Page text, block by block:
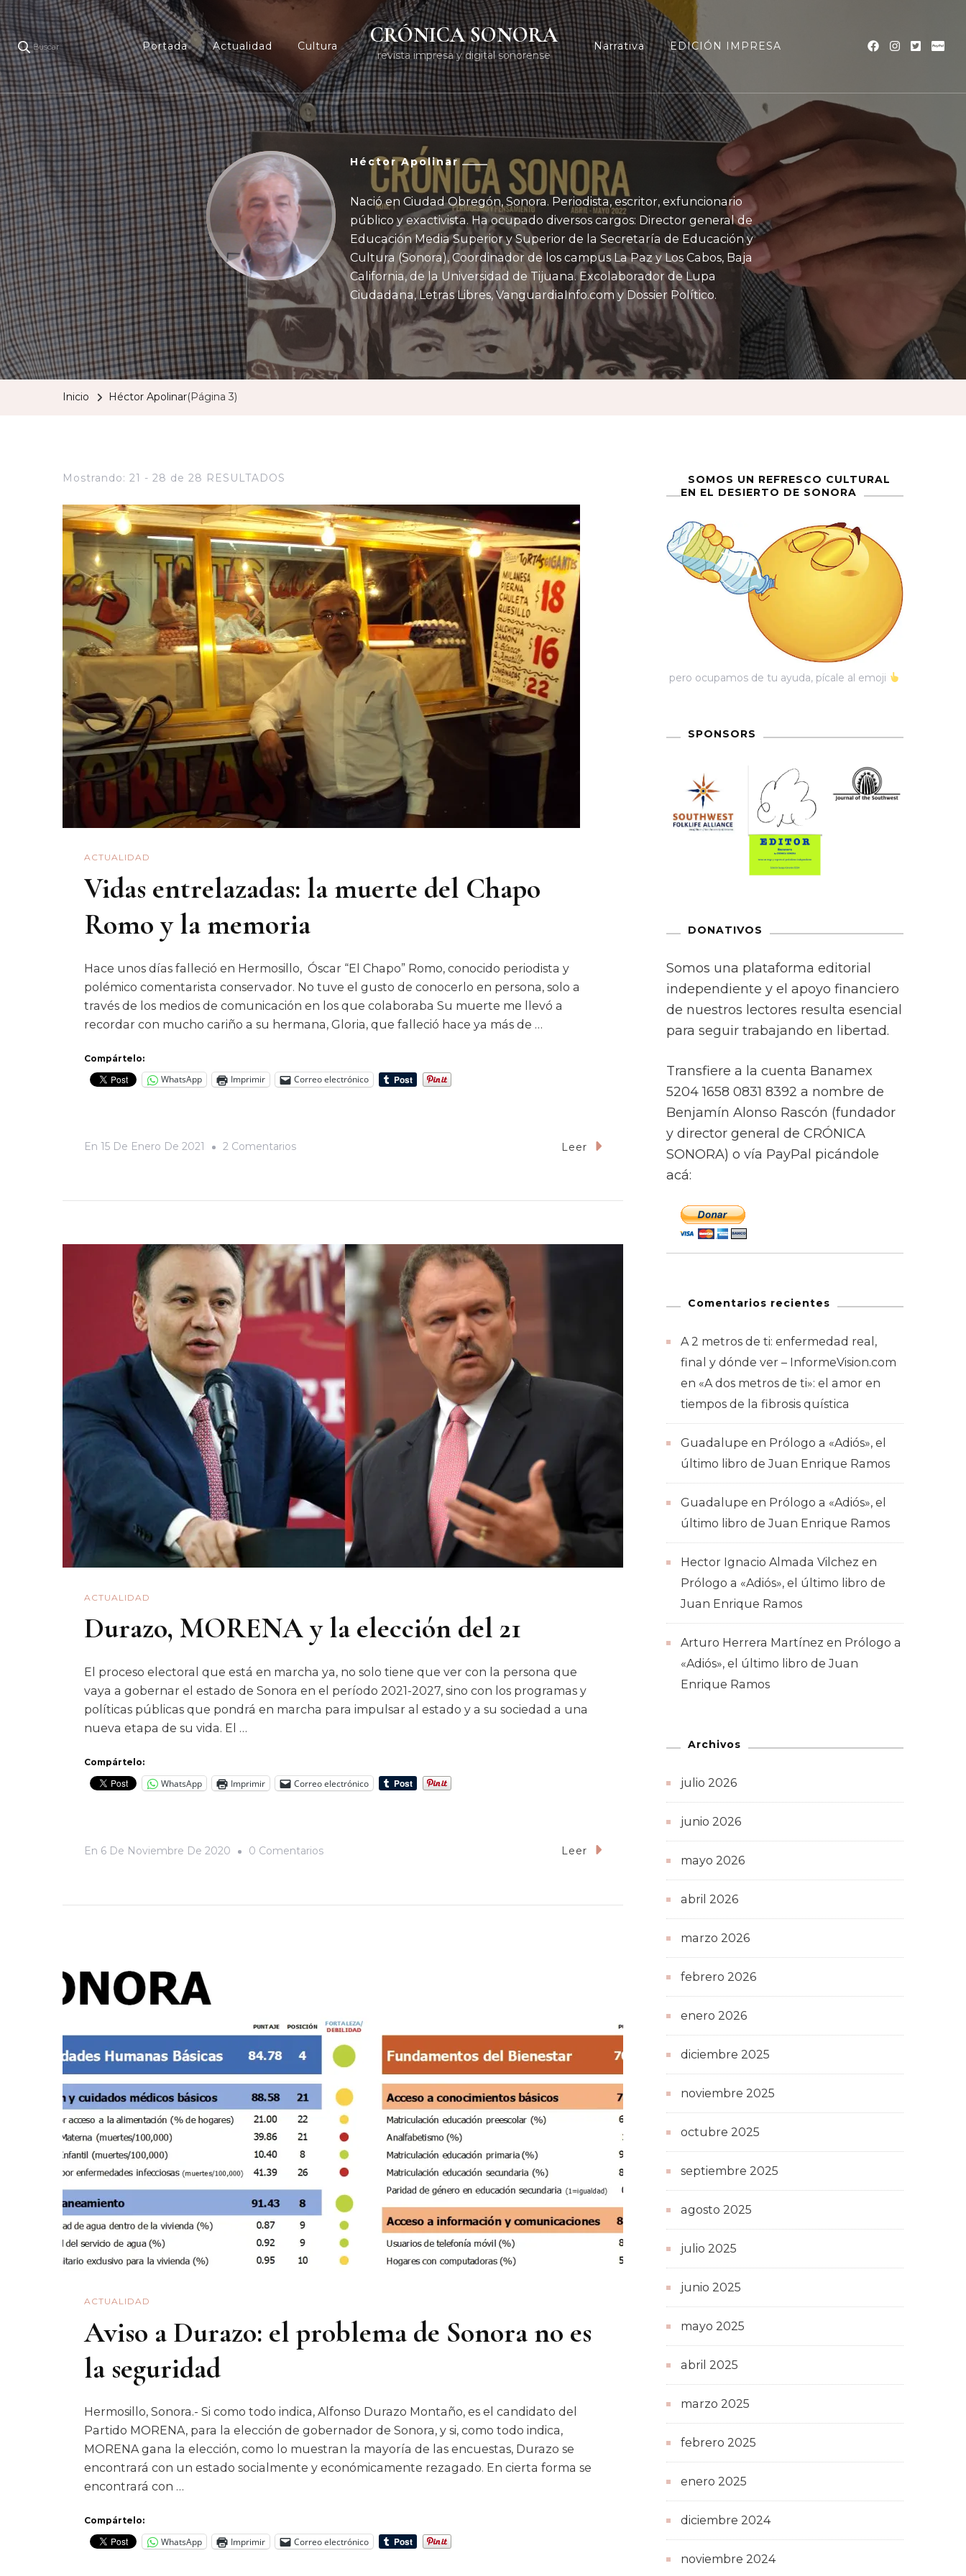
Buscar Portada Actualidad Cultura CRÓNICA SONORA
revista impresa y digital sonorense
Narrativa EDICIÓN IMPRESA
Héctor Apolinar
Nació en Ciudad Obregón, Sonora. Periodista, escritor, exfuncionario
público y exactivista. Ha ocupado diversos cargos: Director general de
Educación Media Superior y Superior de la Secretaría de Educación y
Cultura (Sonora), Coordinador de los campus La Paz y Los Cabos, Baja
California, de la Universidad de Tijuana. Excolaborador de Lupa
Ciudadana, Letras Libres, VanguardiaInfo.com y Dossier Político.
Inicio Héctor Apolinar(Página 3)
Mostrando: 21 - 28 de 28 RESULTADOS
ACTUALIDAD
Vidas entrelazadas: la muerte del Chapo
Romo y la memoria
Hace unos días falleció en Hermosillo, Óscar “El Chapo” Romo, conocido periodista y
polémico comentarista conservador. No tuve el gusto de conocerlo en persona, solo a
través de los medios de comunicación en los que colaboraba Su muerte me llevó a
recordar con mucho cariño a su hermana, Gloria, que falleció hace ya más de …
Compártelo:
WhatsApp Imprimir Correo electrónico
En 15 De Enero De 2021 2 ComentariosEn
Del
Chapo
Romo
Y
Memoria
Leer
ACTUALIDAD
Durazo, MORENA y la elección del 21
El proceso electoral que está en marcha ya, no solo tiene que ver con la persona que
vaya a gobernar el estado de Sonora en el período 2021-2027, sino con los programas y
políticas públicas que pondrá en marcha para impulsar al estado y a su sociedad a una
nueva etapa de su vida. El …
Compártelo:
WhatsApp Imprimir Correo electrónico
En 6 De Noviembre De 2020 0 ComentariosEn
Leer
ACTUALIDAD
Aviso a Durazo: el problema de Sonora no es
la seguridad
Hermosillo, Sonora.- Si como todo indica, Alfonso Durazo Montaño, es el candidato del
Partido MORENA, para la elección de gobernador de Sonora, y si, como todo indica,
MORENA gana la elección, como lo muestran la mayoría de las encuestas, Durazo se
encontrará con un estado socialmente y económicamente rezagado. En cierta forma se
encontrará con …
Compártelo:
WhatsApp Imprimir Correo electrónico
SOMOS UN REFRESCO CULTURAL
EN EL DESIERTO DE SONORA
pero ocupamos de tu ayuda, pícale al emoji
SPONSORS
DONATIVOS
Somos una plataforma editorial
independiente y el apoyo financiero
de nuestros lectores resulta esencial
para seguir trabajando en libertad.
Transfiere a la cuenta Banamex
5204 1658 0831 8392 a nombre de
Benjamín Alonso Rascón (fundador
y director general de CRÓNICA
SONORA) o vía PayPal picándole
acá:
Comentarios recientes
A 2 metros de ti: enfermedad real,
final y dónde ver – InformeVision.com
en «A dos metros de ti»: el amor en
tiempos de la fibrosis quística
Guadalupe en Prólogo a «Adiós», el
último libro de Juan Enrique Ramos
Guadalupe en Prólogo a «Adiós», el
último libro de Juan Enrique Ramos
Hector Ignacio Almada Vilchez en
Prólogo a «Adiós», el último libro de
Juan Enrique Ramos
Arturo Herrera Martínez en Prólogo a
«Adiós», el último libro de Juan
Enrique Ramos
Archivos
julio 2026
junio 2026
mayo 2026
abril 2026
marzo 2026
febrero 2026
enero 2026
diciembre 2025
noviembre 2025
octubre 2025
septiembre 2025
agosto 2025
julio 2025
junio 2025
mayo 2025
abril 2025
marzo 2025
febrero 2025
enero 2025
diciembre 2024
noviembre 2024